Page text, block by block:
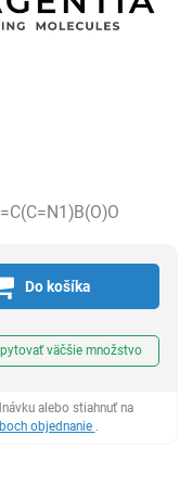
Do košíka
väčšie množstvo
alebo stiahnuť na
objednanie .